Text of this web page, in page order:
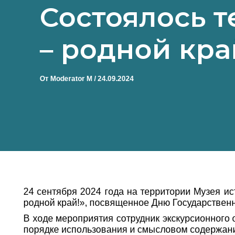
Состоялось
– родной
От Moderator M /24.09.2024
24 сентября 2024 года на территории Музея
родной край!», посвященное Дню
В ходе мероприятия сотрудник
порядке использования и смысловом